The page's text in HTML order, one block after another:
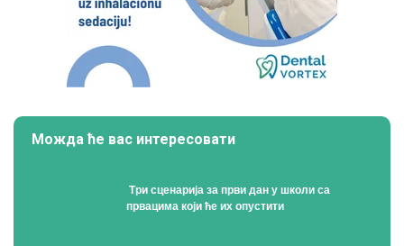
Можда ће вас интересовати
Tри сценарија за први дан у школи са
првацима који ће их опустити